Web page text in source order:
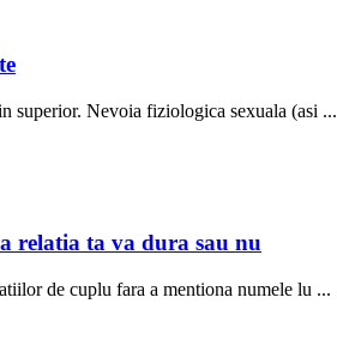
superior. Nevoia fiziologica sexuala (asi ...
relatia ta va dura sau nu
de cuplu fara a mentiona numele lu ...